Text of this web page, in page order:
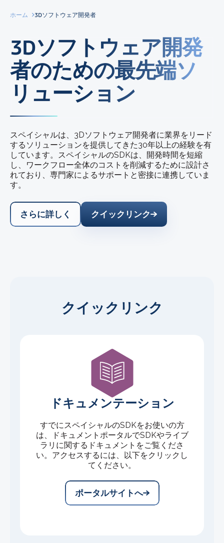
ホーム 3Dソフトウェア開発者
3Dソフトウェア開発
者のための最先端ソ
リューション
スペイシャルは、3Dソフトウェア開発者に業界をリード
するソリューションを提供してきた30年以上の経験を有
しています。スペイシャルのSDKは、開発時間を短縮
し、ワークフロー全体のコストを削減するために設計さ
れており、専門家によるサポートと密接に連携していま
す。
さらに詳しく クイックリンク
クイックリンク
ドキュメンテーション
すでにスペイシャルのSDKをお使いの方
は、ドキュメントポータルでSDKやライブ
ラリに関するドキュメントをご覧くださ
い。アクセスするには、以下をクリックし
てください。
ポータルサイトへ